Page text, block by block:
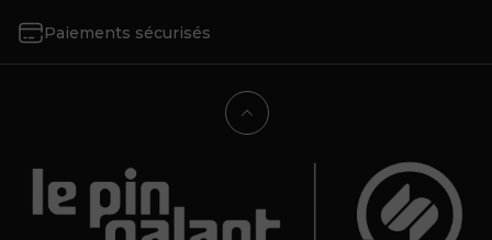
Paiements sécurisés